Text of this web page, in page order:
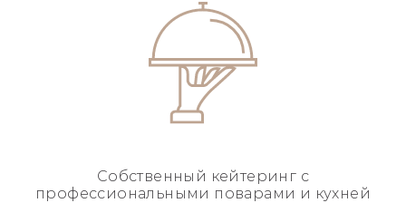
Собственный кейтеринг с
профессиональными поварами и кухней